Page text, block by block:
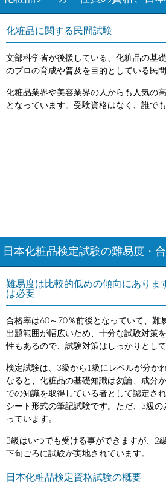
化粧品に関する民間試験
文部科学省が後援している、化粧品の基
のプロの育成や普及を目的としている民間
化粧品業界や美容業界の人からも人気の
となっています。受験資格はなく、誰で
日本化粧品検定試験の難易度・
難易度は比較的低めの傾向にありま
は必要
合格率は60～70％前後となっていて、難
出題範囲が幅広いため、十分な試験対策
性もあるので、試験対策はしっかりとし
検定試験は、3級から1級にレベルが分か
なると、化粧品の基礎知識は勿論、成分
での知識を取得している者として認定さ
シート形式の筆記試験です。ただ、3級
っています。
3級はいつでも受ける事ができますが、2
下旬ごろに試験が実地されています。
日本化粧品検定資格試験の概要